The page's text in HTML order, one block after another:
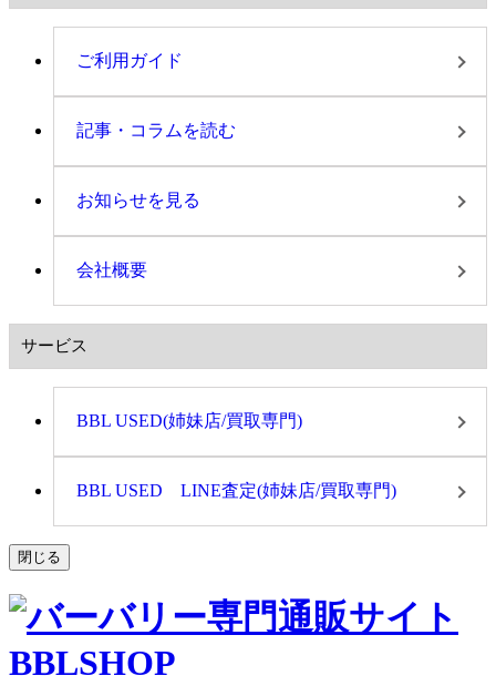
ご利用ガイド
記事・コラムを読む
お知らせを見る
会社概要
サービス
BBL USED(姉妹店/買取専門)
BBL USED LINE査定(姉妹店/買取専門)
閉じる